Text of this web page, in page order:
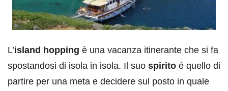
L’island hopping è una vacanza itinerante che si fa
spostandosi di isola in isola. Il suo spirito è quello di
partire per una meta e decidere sul posto in quale